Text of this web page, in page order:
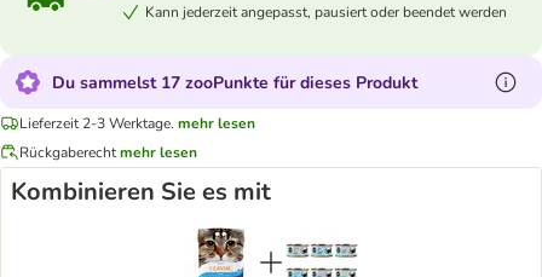
Kann jederzeit angepasst, pausiert oder beendet werden
Du sammelst 17 zooPunkte für dieses Produkt
Lieferzeit 2-3 Werktage. mehr lesen
Rückgaberechtmehr lesen
Kombinieren Sie es mit